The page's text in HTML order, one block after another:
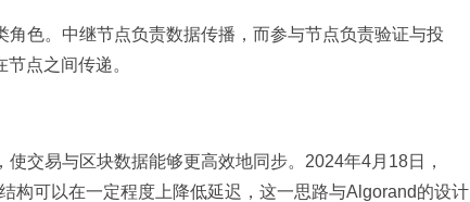
色。中继节点负责数据传播，而参与节点负责验证与投
点之间传递。
交易与区块数据能够更高效地同步。2024年4月18日，
构可以在一定程度上降低延迟，这一思路与Algorand的设计